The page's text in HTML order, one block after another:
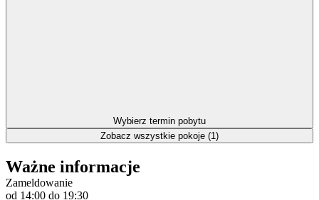
Wybierz termin pobytu
Zobacz wszystkie pokoje (1)
Ważne informacje
Zameldowanie
od 14:00 do 19:30